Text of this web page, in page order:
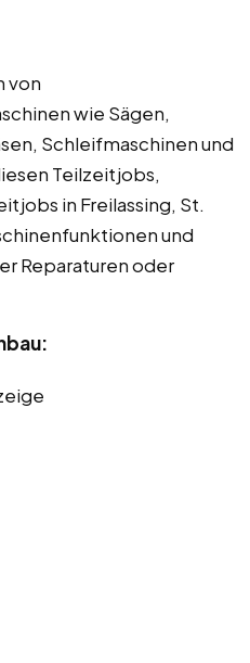
von
wie Sägen,
Schleifmaschinen und
Teilzeitjobs,
in Freilassing, St.
und
Reparaturen oder